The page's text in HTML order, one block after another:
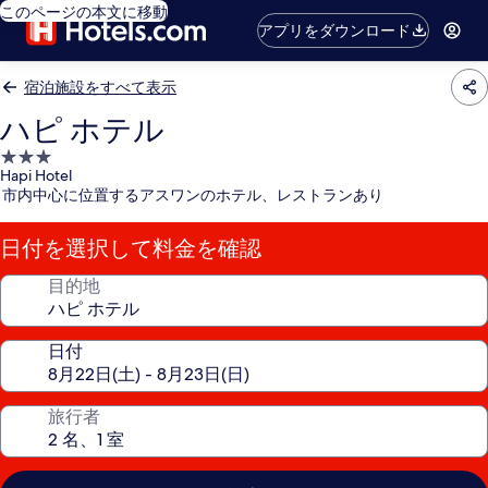
このページの本文に移動
アプリをダウンロード
宿泊施設をすべて表示
ハピ ホテル
3.0
つ
星
宿
泊
施
Hapi Hotel
市内中心に位置するアスワンのホテル、レストランあり
日付を選択して料金を確認
目的地
日付
旅行者